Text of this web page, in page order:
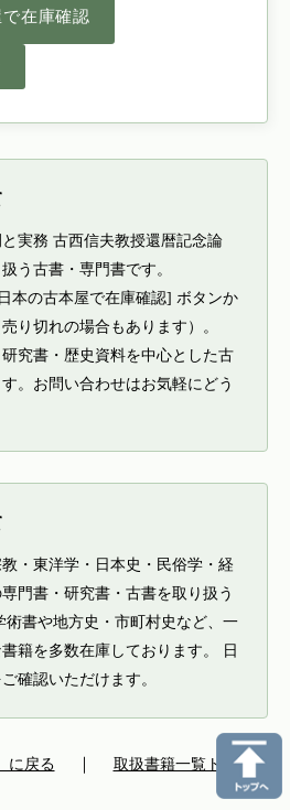
在庫確認
と実務 古西信夫教授還暦記念論
う古書・専門書です。
本の古本屋で在庫確認] ボタンか
り切れの場合もあります）。
究書・歴史資料を中心とした古
。お問い合わせはお気軽にどう
・東洋学・日本史・民俗学・経
門書・研究書・古書を取り扱う
術書や地方史・市町村史など、一
籍を多数在庫しております。 日
確認いただけます。
に戻る ｜ 取扱書籍一覧トップ